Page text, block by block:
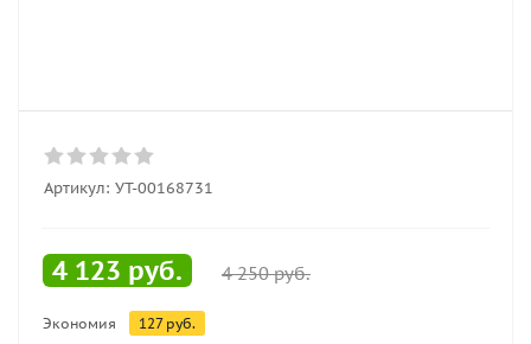
Артикул: УТ-00168731
4 123 руб. 4 250руб.
Экономия 127руб.